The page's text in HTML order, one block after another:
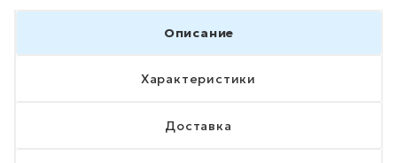
Описание
Характеристики
Доставка